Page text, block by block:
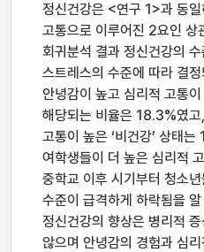
정신건강은 <연구 1>과 동
고통으로 이루어진 2요인 상
회귀분석 결과 정신건강의
스트레스의 수준에 따라 결
안녕감이 높고 심리적 고통이
해당되는 비율은 18.3%였
고통이 높은 ‘비건강’ 상태
여학생들이 더 높은 심리적
중학교 이후 시기부터 청소
수준이 급격하게 하락됨을
정신건강의 향상은 병리적
않으며 안녕감의 경험과 심